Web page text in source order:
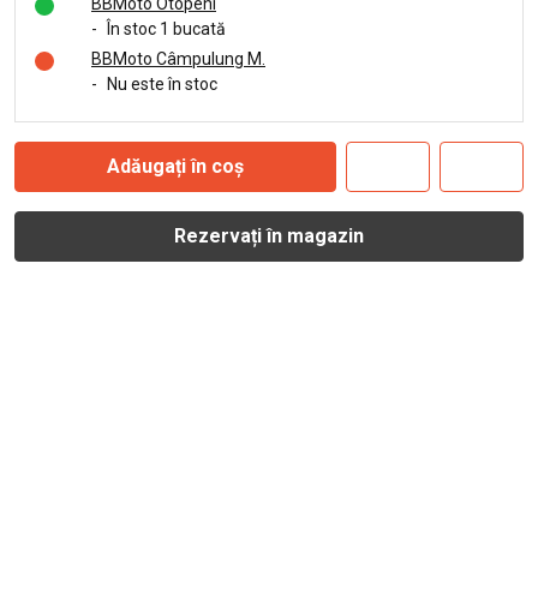
BBMoto Otopeni
-
În stoc 1 bucată
BBMoto Câmpulung M.
-
Nu este în stoc
Adăugați în coș
Rezervați în magazin